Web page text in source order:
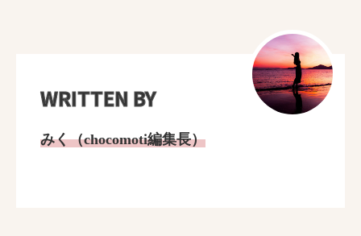
WRITTEN BY
みく（chocomoti編集長）